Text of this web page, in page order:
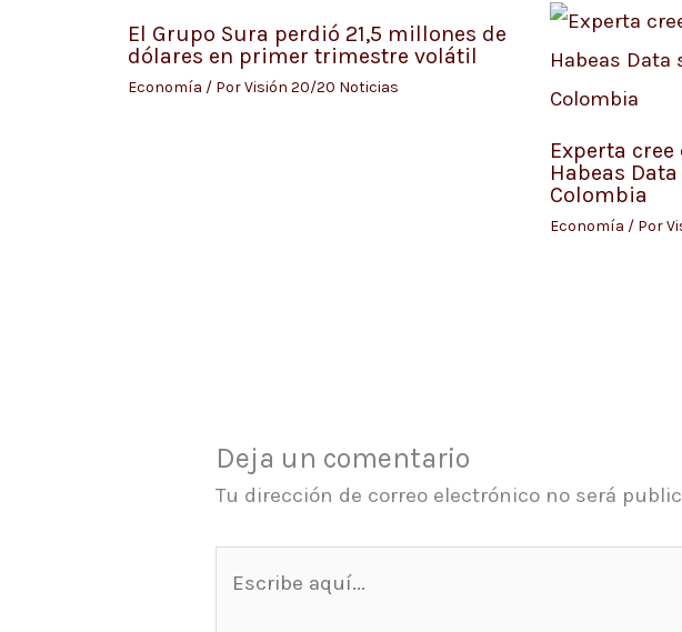
El Grupo Sura perdió 21,5 millones de
dólares en primer trimestre volátil
Economía / PorVisión 20/20 Noticias
Experta
Habeas
Colombia
Economía / Por
Deja un comentario
Tu dirección de correo electrónico no será